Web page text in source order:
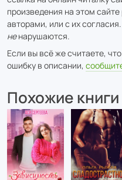
произведения на этом
авторами, или с их
ненарушаются.
Если вы всё же считаете,
ошибку в описании,
Похожие книги